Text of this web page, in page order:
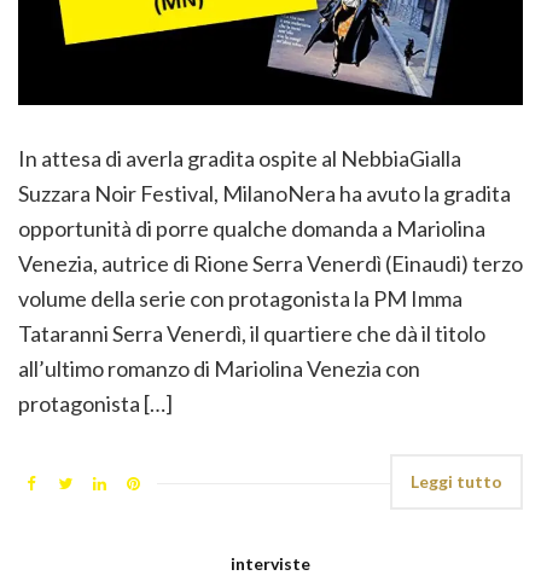
In attesa di averla gradita ospite al NebbiaGialla
Suzzara Noir Festival, MilanoNera ha avuto la gradita
opportunità di porre qualche domanda a Mariolina
Venezia, autrice di Rione Serra Venerdì (Einaudi) terzo
volume della serie con protagonista la PM Imma
Tataranni Serra Venerdì, il quartiere che dà il titolo
all’ultimo romanzo di Mariolina Venezia con
protagonista […]
Leggi tutto
interviste